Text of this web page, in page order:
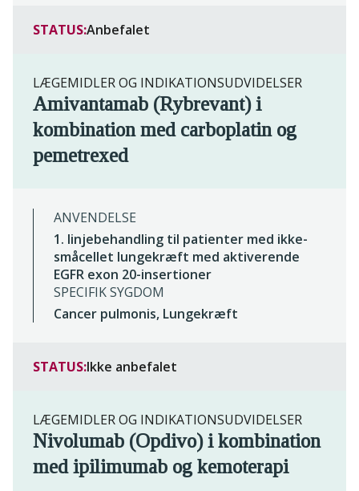
STATUS:Anbefalet
LÆGEMIDLER OG INDIKATIONSUDVIDELSER
Amivantamab (Rybrevant) i
kombination med carboplatin og
pemetrexed
ANVENDELSE
1. linjebehandling til patienter med ikke-
småcellet lungekræft med aktiverende
EGFR exon 20-insertioner
SPECIFIK SYGDOM
Cancer pulmonis, Lungekræft
STATUS:Ikke anbefalet
LÆGEMIDLER OG INDIKATIONSUDVIDELSER
Nivolumab (Opdivo) i kombination
med ipilimumab og kemoterapi